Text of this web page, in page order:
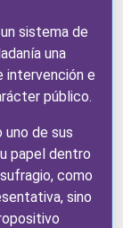
sistema de
una
intervención e
público.
de sus
papel dentro
como
sino